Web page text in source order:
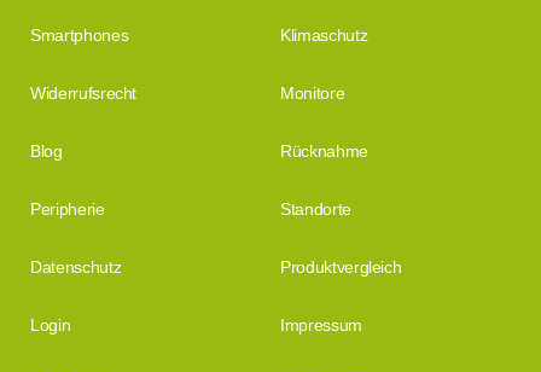
Smartphones Klimaschutz
Widerrufsrecht Monitore
Blog Rücknahme
Peripherie Standorte
Datenschutz Produktvergleich
Login Impressum